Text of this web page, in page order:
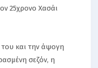
25χρονο Χασάι
του και την άψογη
σεζόν, η